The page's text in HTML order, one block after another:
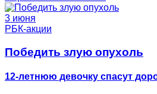
3 июня
РБК-акции
Победить злую опухоль
12-летнюю девочку спасут